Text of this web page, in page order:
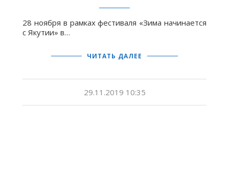
28 ноября в рамках фестиваля «Зима начинается
с Якутии» в…
ЧИТАТЬ ДАЛЕЕ
29.11.2019 10:35